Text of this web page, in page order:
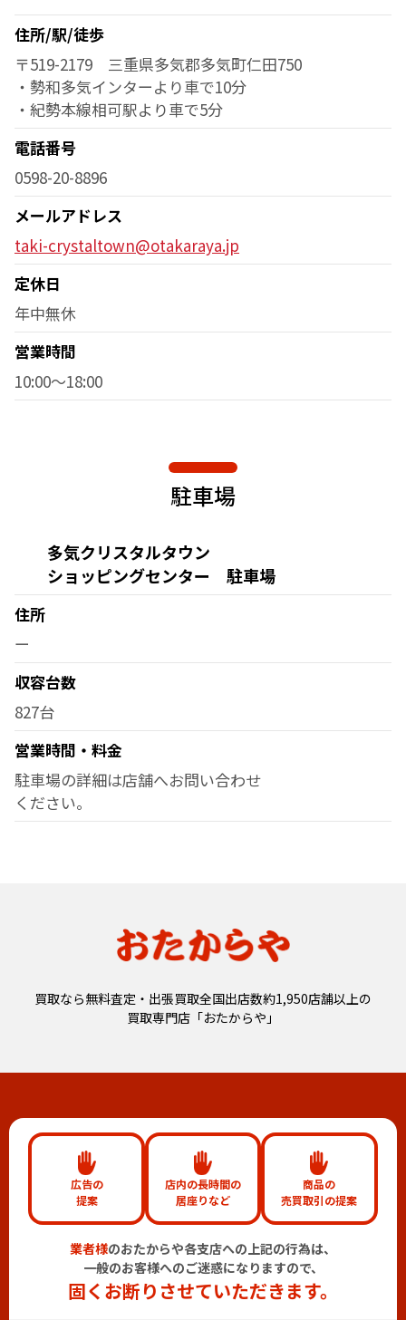
住所/駅/徒歩
〒519-2179 三重県多気郡多気町仁田750
・勢和多気インターより車で10分
・紀勢本線相可駅より車で5分
電話番号
0598-20-8896
メールアドレス
taki-crystaltown@otakaraya.jp
定休日
年中無休
営業時間
10:00～18:00
駐車場
多気クリスタルタウン
ショッピングセンター 駐車場
住所
ー
収容台数
827台
営業時間・料金
駐車場の詳細は店舗へお問い合わせ
ください。
買取なら無料査定・出張買取全国出店数約1,950店舗以上の
買取専門店「おたからや」
広告の
提案
店内の長時間の
居座りなど
商品の
売買取引の提案
業者様のおたからや各支店への上記の行為は、
一般のお客様へのご迷惑になりますので、
固くお断りさせていただきます。